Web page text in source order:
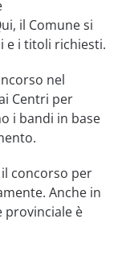
il Comune si
e i titoli richiesti.
nel
Centri per
i bandi in base
il concorso per
Anche in
provinciale è